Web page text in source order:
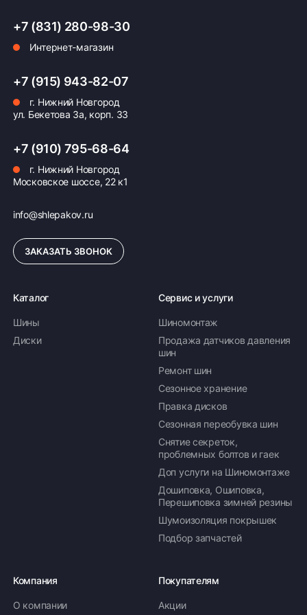
также доступно оформление кредита и
формирование счёта для Юр.Лица
ПОДРОБНЕЕ ОБ ОПЛАТЕ
+7 (831) 280-98-30
Интернет-магазин
+7 (915) 943-82-07
г. Нижний Новгород
ул. Бекетова 3а, корп. 33
+7 (910) 795-68-64
г. Нижний Новгород
Московское шоссе, 22 к1
info@shlepakov.ru
ЗАКАЗАТЬ ЗВОНОК
Каталог
Шины
Диски
Сервис и услуги
Шиномонтаж
Продажа датчиков давления
шин
Ремонт шин
Сезонное хранение
Правка дисков
Сезонная переобувка шин
Снятие секреток,
проблемных болтов и гаек
Доп услуги на Шиномонтаже
Дошиповка, Ошиповка,
Перешиповка зимней резины
Шумоизоляция покрышек
Подбор запчастей
Компания
О компании
Покупателям
Акции